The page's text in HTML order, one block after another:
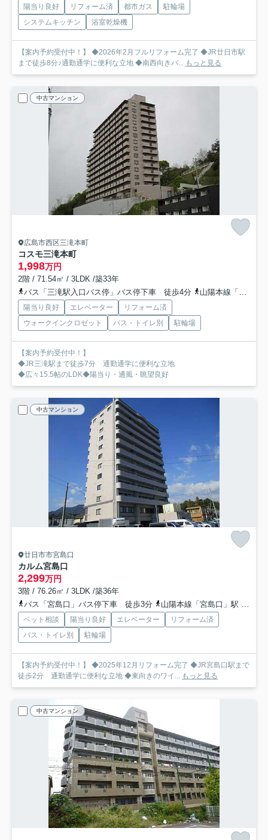
陽当り良好 リフォーム済 都市ガス
駐輪場
システムキッチン
浴室乾燥機
【案内予約受付中！】 ◆2026年2月フルリフォーム完了 ◆JR廿日市駅
まで徒歩8分♪通勤通学に便利な立地 ◆南西向きバ... もっと見る
中古マンション
広島市西区三滝本町
コスモ三滝本町
1,998万円
2階 / 71.54㎡ / 3LDK /築33年
バス「三滝駅入口バス停」バス停下車 徒歩4分
山陽本線「横川」駅 徒歩17分
陽当り良好 エレベーター
リフォーム済
ウォークインクロゼット
バス・トイレ別 駐輪場
【案内予約受付中！】
◆JR三滝駅まで徒歩7分 通勤通学に便利な立地
◆広々15.5帖のLDK◆陽当り・通風・眺望良好
中古マンション
廿日市市宮島口
カルム宮島口
2,299万円
3階 / 76.26㎡ / 3LDK /築36年
バス「宮島口」バス停下車 徒歩3分
山陽本線「宮島口」駅 徒歩2分
ペット相談 陽当り良好 エレベーター
リフォーム済
バス・トイレ別
駐輪場
【案内予約受付中！】 ◆2025年12月リフォーム完了 ◆JR宮島口駅まで
徒歩2分 通勤通学に便利な立地 ◆東向きのワイ...
もっと見る
中古マンション